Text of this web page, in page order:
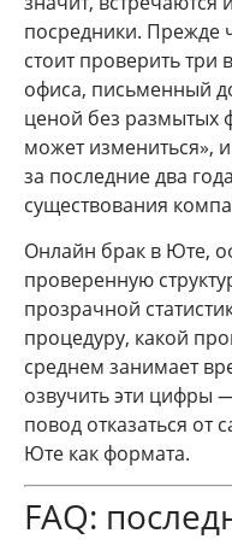
посредники. Прежде
стоит проверить
офиса, письменный
ценой без размытых
может измениться»,
за последние два
существования
Онлайн брак в Юте,
проверенную
прозрачной
процедуру, какой
среднем занимает
озвучить эти цифры
повод отказаться от
Юте как формата.
FAQ: